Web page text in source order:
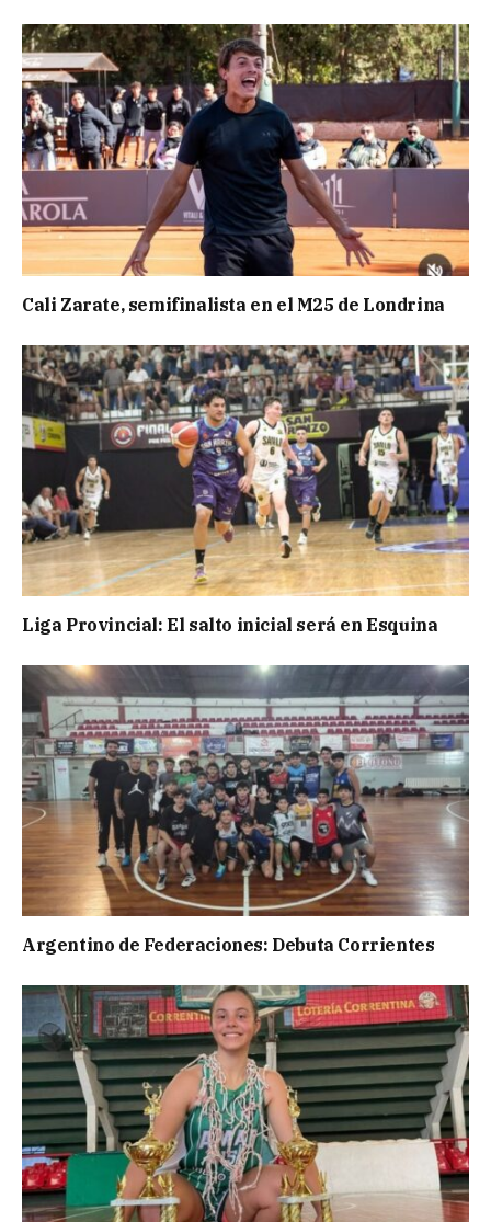
Cali Zarate, semifinalista en el M25 de Londrina
Liga Provincial: El salto inicial será en Esquina
Argentino de Federaciones: Debuta Corrientes